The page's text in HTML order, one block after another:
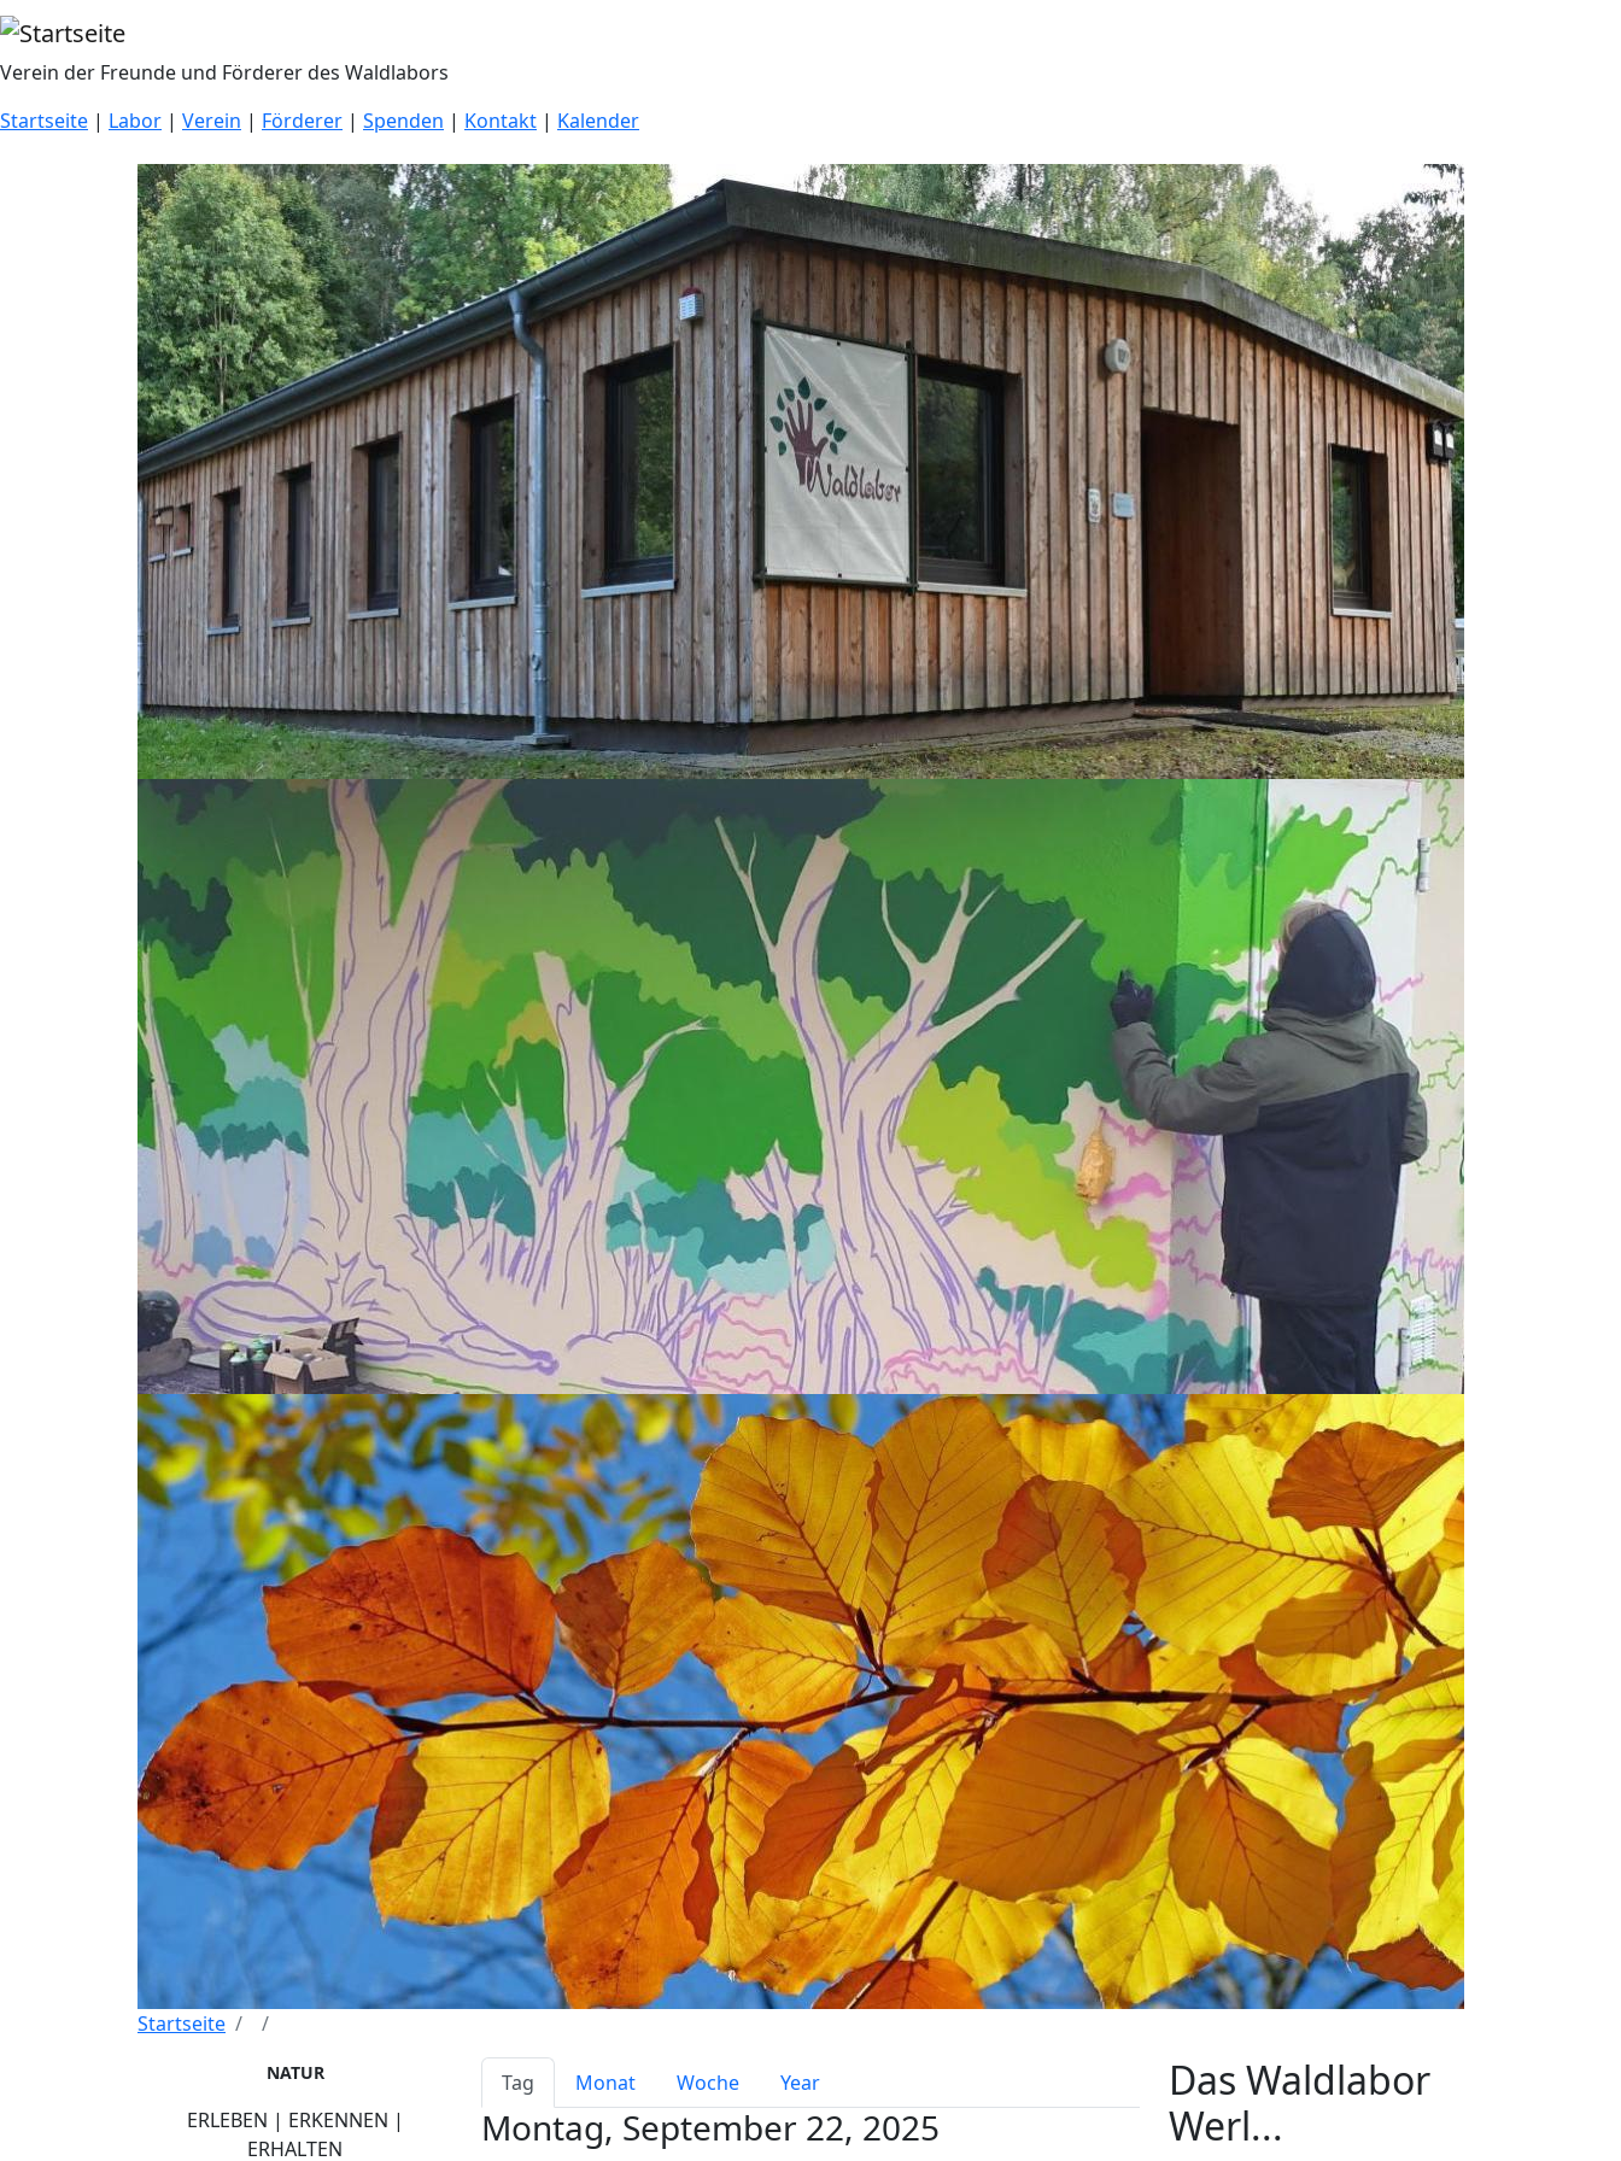
Direkt zum Inhalt
Verein der Freunde und Förderer des Waldlabors
Startseite | Labor | Verein | Förderer | Spenden | Kontakt | Kalender
Startseite
Primary tabs
Tag Monat Woche Year
Montag, September 22, 2025
NATUR
ERLEBEN | ERKENNEN |
ERHALTEN
Das Waldlabor
Werl...